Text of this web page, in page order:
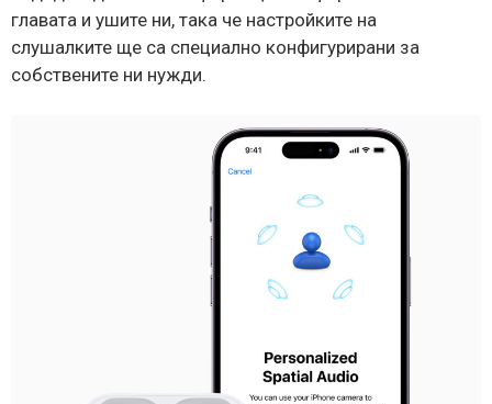
главата и ушите ни, така че настройките на
слушалките ще са специално конфигурирани за
собствените ни нужди.